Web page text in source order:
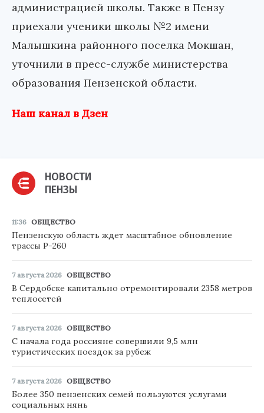
администрацией школы. Также в Пензу
приехали ученики школы №2 имени
Малышкина районного поселка Мокшан,
уточнили в пресс-службе министерства
образования Пензенской области.
Наш канал в Дзен
НОВОСТИ
ПЕНЗЫ
11:36 ОБЩЕСТВО
Пензенскую область ждет масштабное обновление
трассы Р-260
7 августа 2026 ОБЩЕСТВО
В Сердобске капитально отремонтировали 2358 метров
теплосетей
7 августа 2026 ОБЩЕСТВО
С начала года россияне совершили 9,5 млн
туристических поездок за рубеж
7 августа 2026 ОБЩЕСТВО
Более 350 пензенских семей пользуются услугами
социальных нянь